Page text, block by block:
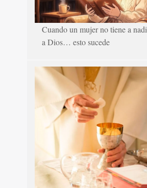
Cuando un mujer no tiene a
a Dios… esto sucede